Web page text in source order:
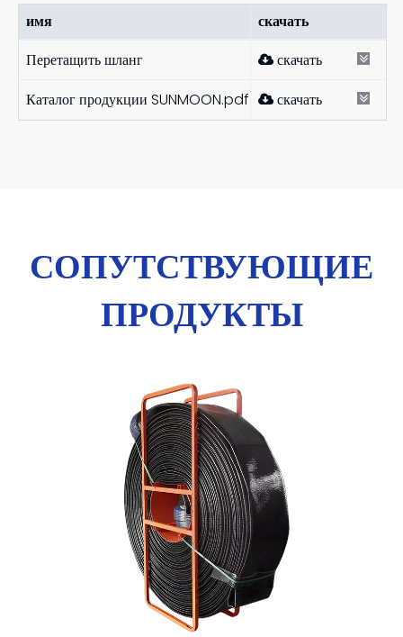
имя
скачать
Перетащить шланг
скачать
Каталог продукции SUNMOON.pdf
скачать
СОПУТСТВУЮЩИЕ
ПРОДУКТЫ